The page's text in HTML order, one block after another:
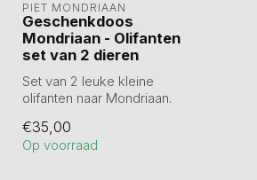
PIET MONDRIAAN
Geschenkdoos
Mondriaan - Olifanten
set van 2 dieren
Set van 2 leuke kleine
olifanten naar Mondriaan.
Set va...
€35,00
Op voorraad